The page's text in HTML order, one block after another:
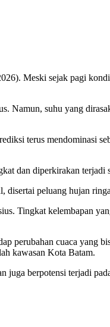
Meski sejak pagi
Namun, suhu yang
terus mendominasi
dan diperkirakan
peluang hujan
Tingkat kelembapan
perubahan cuaca yang
kawasan Kota Batam.
juga berpotensi terjadi